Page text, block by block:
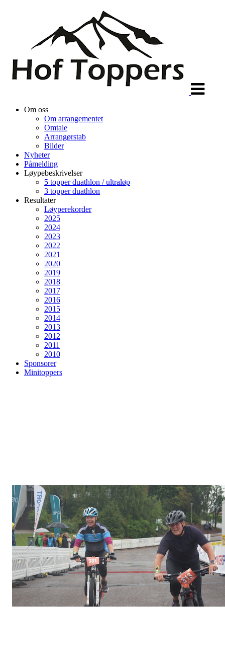
Om oss
Om arrangementet
Omtale
Arrangørstab
Bilder
Nyheter
Påmelding
Løypebeskrivelser
5 topper duathlon / ultraløp
3 topper duathlon
Resultater
Løyperekorder
2025
2024
2023
2022
2021
2020
2019
2018
2017
2016
2015
2014
2013
2012
2011
2010
Sponsorer
Minitoppers